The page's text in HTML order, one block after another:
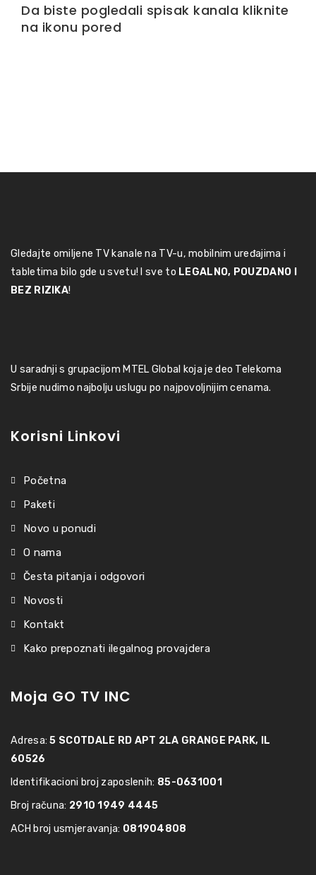
Da biste pogledali spisak kanala kliknite
na ikonu pored
Gledajte omiljene TV kanale na TV-u, mobilnim uređajima i
tabletima bilo gde u svetu! I sve to LEGALNO, POUZDANO I
BEZ RIZIKA!
U saradnji s grupacijom MTEL Global koja je deo Telekoma
Srbije nudimo najbolju uslugu po najpovoljnijim cenama.
Korisni Linkovi
Početna
Paketi
Novo u ponudi
O nama
Česta pitanja i odgovori
Novosti
Kontakt
Kako prepoznati ilegalnog provajdera
Moja GO TV INC
Adresa:5 SCOTDALE RD APT 2LA GRANGE PARK, IL
60526
Identifikacioni broj zaposlenih: 85-0631001
Broj računa: 2910 1949 4445
ACH broj usmjeravanja: 081904808